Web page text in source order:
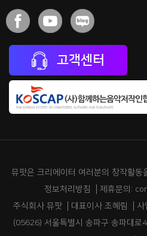
고객센터
뮤팟은 크리에이터 여러분의 창작활동
정보처리방침
제휴문의:
주식회사 뮤팟
대표이사 조혜림
(05626) 서울특별시 송파구 송파대로